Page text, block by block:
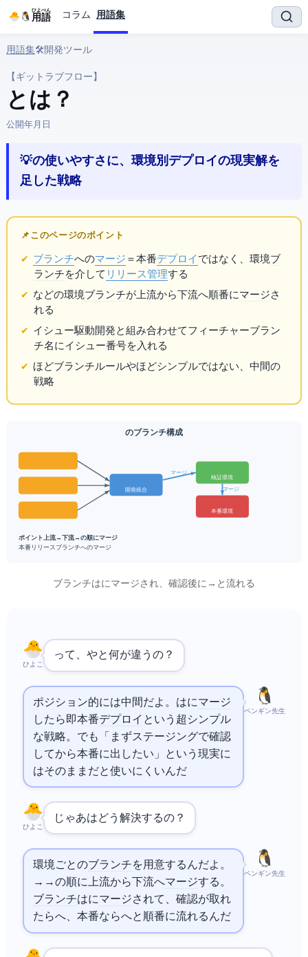
IT用語
ひよぺん コラム 用語集
用語集› 🛠️ 開発ツール › GitLab Flow
【ギットラブフロー】
GitLab Flow とは？
公開:2026年4月10日
💡 GitHub Flowの使いやすさに、環境別デプロイの現実解を
足した戦略
📌 このページのポイント
ブランチへのマージ ＝本番デプロイ ではなく、環境ブ
ランチを介して リリース管理する
staging/productionなどの環境ブランチが上流から下流へ順番にマージさ
れる
イシュー駆動開発と組み合わせてフィーチャーブラン
チ名にイシュー番号を入れる
Flowほどブランチルールやほどシンプルではない、中間の
戦略
GitLab Flow のブランチ構成
開発統合
検証環境
本番環境
マージ
マージ
ポイント: 上流(main)→下流(staging→production)の順にマージ
本番リリース = productionブランチへのマージ
featureブランチはmainにマージされ、確認後にstaging→productionと流れる
ひよこ
Flowって、 Flowやと何が違うの？
ペンギン先生
ポジション的には中間だよ。 はmainにマージ
したら即本番デプロイ という超シンプル
な戦略。でも「まずステージングで確認
してから本番に出したい」という現実に
はそのままだと使いにくいんだ
ひよこ
じゃあFlowはどう解決するの？
ペンギン先生
環境ごとのブランチを用意するんだよ。
main→staging→productionの順に上流から下流へマージする。feature
ブランチはmainにマージされて、確認が取れ
たらstagingへ、本番OKならproductionへと順番に流れるんだ